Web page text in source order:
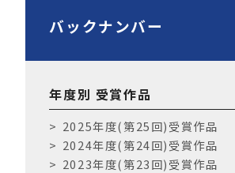
c
e
b
o
o
k
e ai
l
バックナンバー
年度別 受賞作品
2025年度(第25回)受賞作品
2024年度(第24回)受賞作品
2023年度(第23回)受賞作品